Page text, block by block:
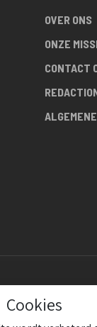
OVER ONS
ONZE
CONTACT
Cookies